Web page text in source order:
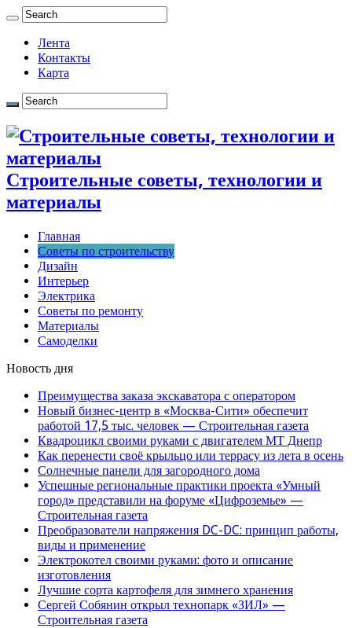
Лента
Контакты
Карта
Строительные советы, технологии и
материалы
Главная
Советы по строительству
Дизайн
Интерьер
Электрика
Советы по ремонту
Материалы
Самоделки
Новость дня
Преимущества заказа экскаватора с оператором
Новый бизнес-центр в «Москва-Сити» обеспечит
работой 17,5 тыс. человек — Строительная газета
Квадроцикл своими руками с двигателем МТ Днепр
Как перенести своё крыльцо или террасу из лета в осень
Солнечные панели для загородного дома
Успешные региональные практики проекта «Умный
город» представили на форуме «Цифроземье» —
Строительная газета
Преобразователи напряжения DC-DC: принцип работы,
виды и применение
Электрокотел своими руками: фото и описание
изготовления
Лучшие сорта картофеля для зимнего хранения
Сергей Собянин открыл технопарк «ЗИЛ» —
Строительная газета